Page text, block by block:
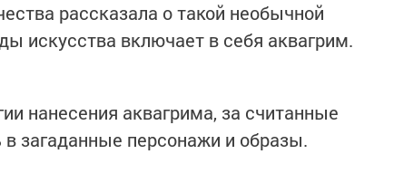
рассказала о такой необычной
искусства включает в себя аквагрим.
нанесения аквагрима, за считанные
загаданные персонажи и образы.